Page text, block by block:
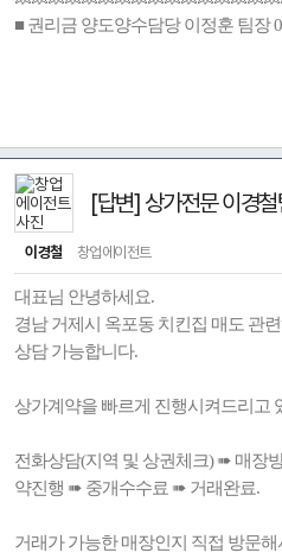
■ 권리금 양도양수담당 이정훈 팀장
[답변] 상가전문 이
이경철 창업에이전트
대표님 안녕하세요.
경남 거제시 옥포동 치킨집 매도 관
상담 가능합니다.
상가계약을 빠르게 진행시켜드리고
전화상담(지역 및 상권체크) ➠ 매장
약진행 ➠ 중개수수료 ➠ 거래완료.
거래가 가능한 매장인지 직접 방문